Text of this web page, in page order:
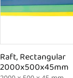
Raft, Rectangular
2000x500x45mm